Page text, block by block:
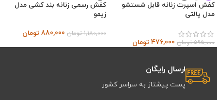
کفش اسپرت زنانه قابل شستشو
مدل پالتی
595,000 تومان 476,000 تومان
کفش رسمی زنانه بند کشی مدل
زیمو
1,180,000 تومان 880,000 تومان
ارسال رایگان
پست پیشتاز به سراسر کشور